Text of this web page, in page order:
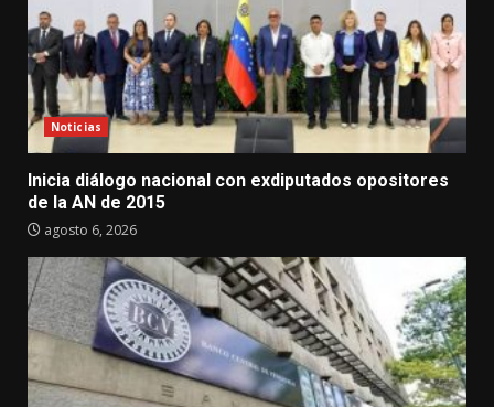
Noticias
Inicia diálogo nacional con exdiputados opositores
de la AN de 2015
agosto 6, 2026